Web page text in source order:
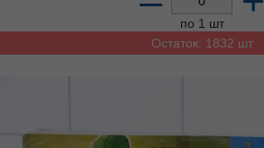
по 1 шт
Остаток: 1832 шт